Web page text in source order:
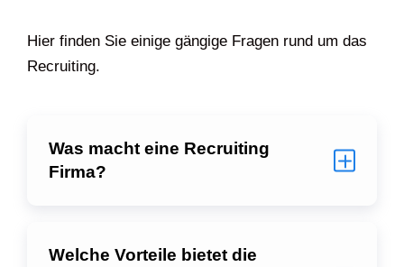
Hier finden Sie einige gängige Fragen rund um das
Recruiting.
Was macht eine Recruiting
Firma?
Welche Vorteile bietet die